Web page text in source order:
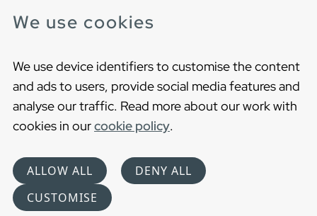
We use cookies
We use device identifiers to customise the content
and ads to users, provide social media features and
analyse our traffic. Read more about our work with
cookies in ourcookie policy.
ALLOW ALL
DENY ALL
CUSTOMISE
Cookies
Privaatsuspoliitika
Choose language